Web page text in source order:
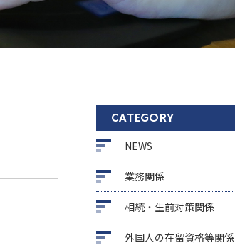
CATEGORY
NEWS
業務関係
相続・生前対策関係
外国人の在留資格等関係